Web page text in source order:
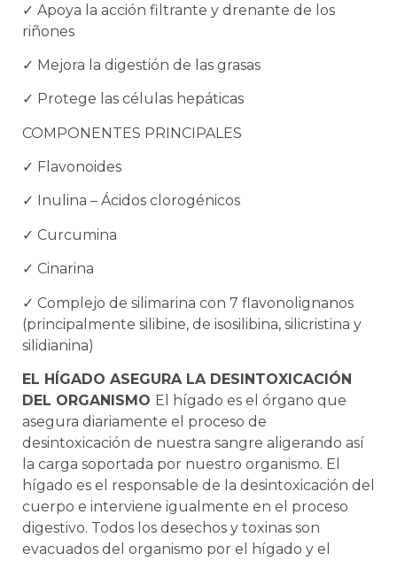
✓ Apoya la acción filtrante y drenante de los
riñones
✓ Mejora la digestión de las grasas
✓ Protege las células hepáticas
COMPONENTES PRINCIPALES
✓ Flavonoides
✓ Inulina – Ácidos clorogénicos
✓ Curcumina
✓ Cinarina
✓ Complejo de silimarina con 7 flavonolignanos
(principalmente silibine, de isosilibina, silicristina y
silidianina)
EL HÍGADO ASEGURA LA DESINTOXICACIÓN
DEL ORGANISMO El hígado es el órgano que
asegura diariamente el proceso de
desintoxicación de nuestra sangre aligerando así
la carga soportada por nuestro organismo. El
hígado es el responsable de la desintoxicación del
cuerpo e interviene igualmente en el proceso
digestivo. Todos los desechos y toxinas son
evacuados del organismo por el hígado y el